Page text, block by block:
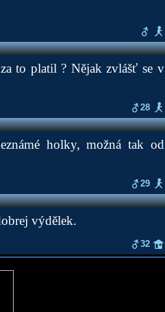
to platil ? Nějak zvlášť se v
28
holky, možná tak od
29
výdělek.
32